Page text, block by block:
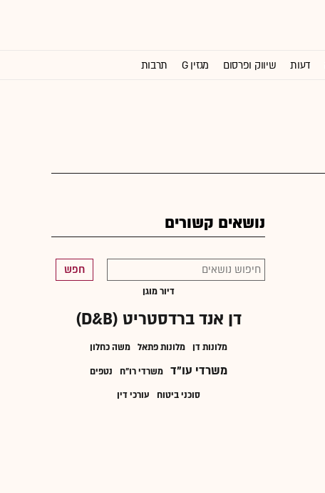
דעות שיווק ופרסום מגזין G תרבות
נושאים קשורים
חפש
דיור מוגן
דן אנד ברדסטריט (D&B)
מלונות דן מלונות פתאל משה כחלון
משרדי עו"ד משרדי רו"ח נטפים
סוכני ביטוח עורכי דין